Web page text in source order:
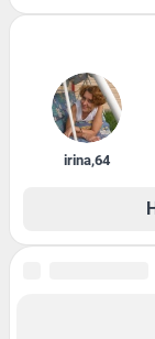
irina,64